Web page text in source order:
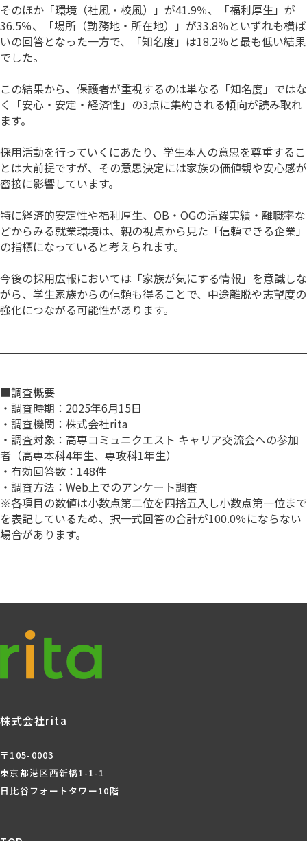
そのほか「環境（社風・校風）」が41.9％、「福利厚生」が
36.5％、「場所（勤務地・所在地）」が33.8％といずれも横ば
いの回答となった一方で、「知名度」は18.2％と最も低い結果
でした。
この結果から、保護者が重視するのは単なる「知名度」ではな
く「安心・安定・経済性」の3点に集約される傾向が読み取れ
ます。
採用活動を行っていくにあたり、学生本人の意思を尊重するこ
とは大前提ですが、その意思決定には家族の価値観や安心感が
密接に影響しています。
特に経済的安定性や福利厚生、OB・OGの活躍実績・離職率な
どからみる就業環境は、親の視点から見た「信頼できる企業」
の指標になっていると考えられます。
今後の採用広報においては「家族が気にする情報」を意識しな
がら、学生家族からの信頼も得ることで、中途離脱や志望度の
強化につながる可能性があります。
■調査概要
・調査時期：2025年6月15日
・調査機関：株式会社rita
・調査対象：高専コミュニクエスト キャリア交流会への参加
者（高専本科4年生、専攻科1年生）
・有効回答数：148件
・調査方法：Web上でのアンケート調査
※各項目の数値は小数点第二位を四捨五入し小数点第一位まで
を表記しているため、択一式回答の合計が100.0％にならない
場合があります。
株式会社rita
〒105-0003
東京都港区西新橋1-1-1
日比谷フォートタワー10階